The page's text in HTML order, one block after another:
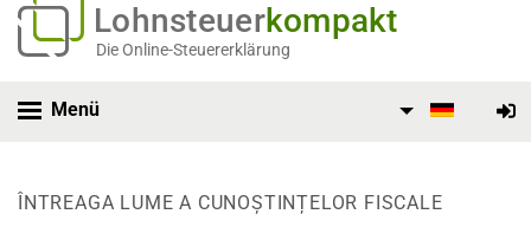
Lohnsteuerkompakt
Die Online-Steuererklärung
Menü
ÎNTREAGA LUME A CUNOȘTINȚELOR FISCALE